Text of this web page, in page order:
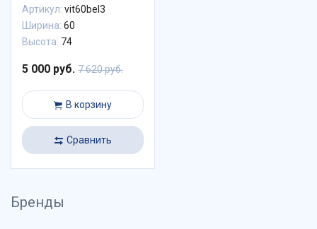
Артикул: vit60bel3
Ширина: 60
Высота: 74
5 000 руб. 7 620 руб.
В корзину
Сравнить
Бренды